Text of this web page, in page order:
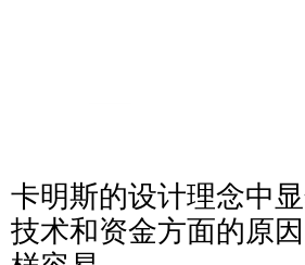
卡明斯的设计理念中
技术和资金方面的原